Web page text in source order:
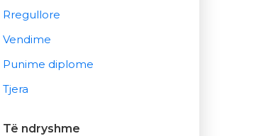
Rregullore
Vendime
Punime diplome
Tjera
Të ndryshme